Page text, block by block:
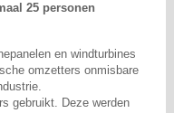
25 personen
en windturbines
omzetters onmisbare
gebruikt. Deze werden